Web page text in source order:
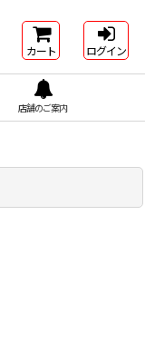
カート ログイン
店舗のご案内